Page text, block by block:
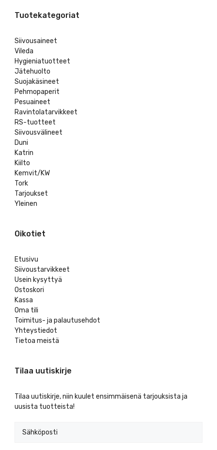
Tuotekategoriat
Siivousaineet
Vileda
Hygieniatuotteet
Jätehuolto
Suojakäsineet
Pehmopaperit
Pesuaineet
Ravintolatarvikkeet
RS-tuotteet
Siivousvälineet
Duni
Katrin
Kiilto
Kemvit/KW
Tork
Tarjoukset
Yleinen
Oikotiet
Etusivu
Siivoustarvikkeet
Usein kysyttyä
Ostoskori
Kassa
Oma tili
Toimitus- ja palautusehdot
Yhteystiedot
Tietoa meistä
Tilaa uutiskirje
Tilaa uutiskirje, niin kuulet ensimmäisenä tarjouksista ja
uusista tuotteista!